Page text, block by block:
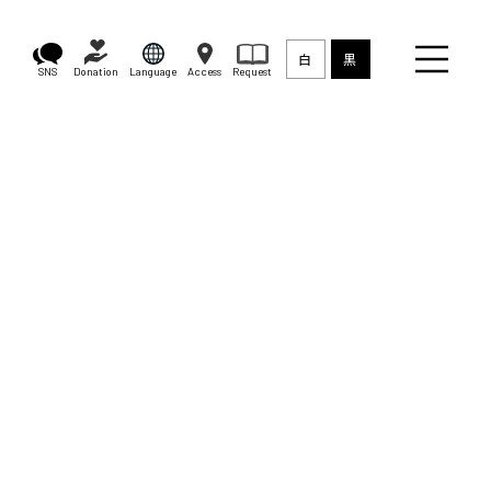
SNS Donation Language Access Request
白 黒